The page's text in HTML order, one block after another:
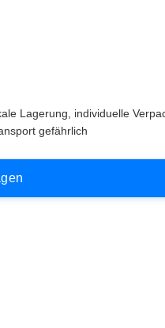
Lagerung, individuelle
gefährlich
gen